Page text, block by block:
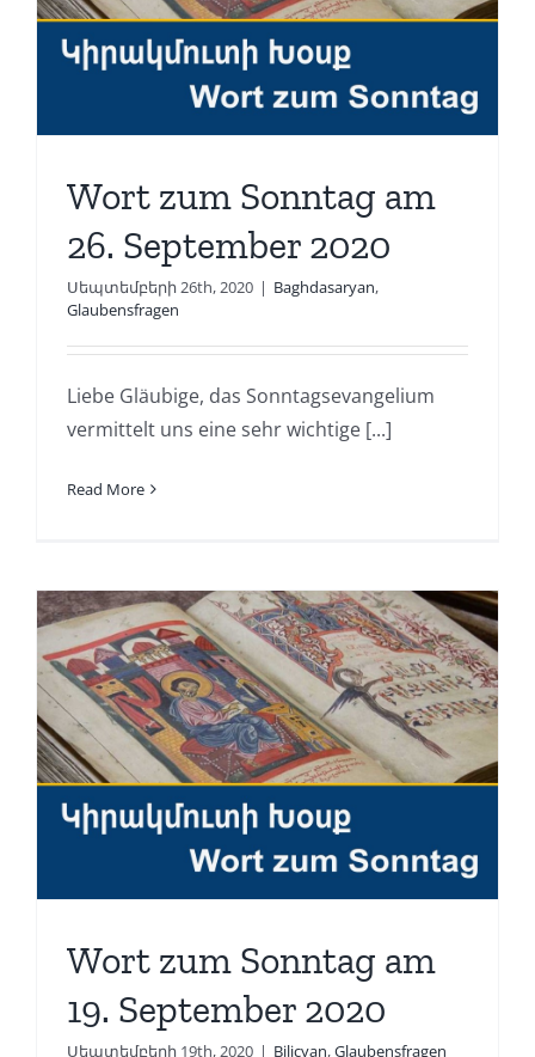
Wort zum Sonntag am
26. September 2020
Սեպտեմբերի 26th, 2020 | Baghdasaryan,
Glaubensfragen
Liebe Gläubige, das Sonntagsevangelium
vermittelt uns eine sehr wichtige [...]
Read More
Wort zum Sonntag am
19. September 2020
Սեպտեմբերի 19th, 2020 | Bilicyan,Glaubensfragen